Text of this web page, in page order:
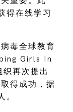
得在线学习
毒全球教育
Girls In
再次提出
得成功，据
。